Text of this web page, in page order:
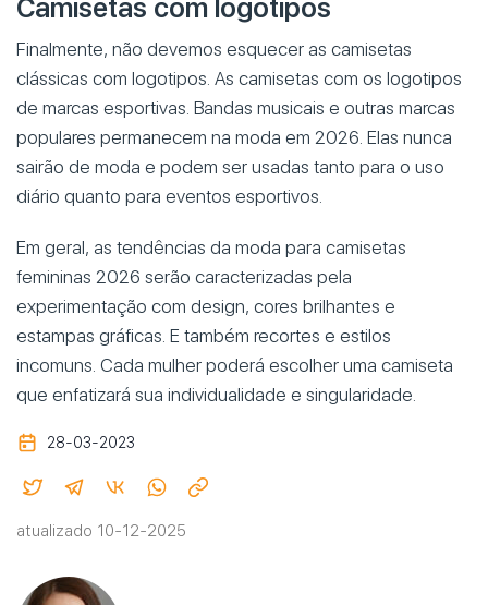
Camisetas com logotipos
Finalmente, não devemos esquecer as camisetas
clássicas com logotipos. As camisetas com os logotipos
de marcas esportivas. Bandas musicais e outras marcas
populares permanecem na moda em 2026. Elas nunca
sairão de moda e podem ser usadas tanto para o uso
diário quanto para eventos esportivos.
Em geral, as tendências da moda para camisetas
femininas 2026 serão caracterizadas pela
experimentação com design, cores brilhantes e
estampas gráficas. E também recortes e estilos
incomuns. Cada mulher poderá escolher uma camiseta
que enfatizará sua individualidade e singularidade.
28-03-2023
atualizado 10-12-2025